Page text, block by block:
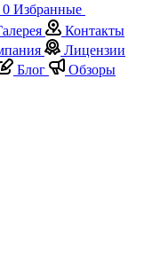
0 Избранные
Контакты
Лицензии
Блог
Обзоры